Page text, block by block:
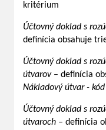
kritérium
Účtovný doklad s
definícia obsahuje
Účtovný doklad s
útvarov– definícia
Nákladový útvar - kód
Účtovný doklad s
útvaroch – definícia